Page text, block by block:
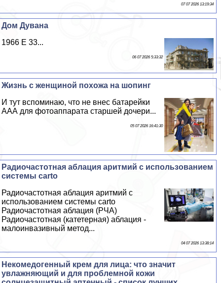
07 07 2026 13:19:34
Дом Дувана
1966 E 33...
06 07 2026 5:33:32
Жизнь с женщиной похожа на шопинг
И тут вспоминаю, что не внес батарейки
ААА для фотоаппарата старшей дочери...
05 07 2026 16:41:30
Радиочастотная аблация аритмий с использованием
системы carto
Радиочастотная аблация аритмий с
использованием системы carto
Радиочастотная аблация (РЧА)
Радиочастотная (катетерная) аблация -
малоинвазивный метод...
04 07 2026 13:38:14
Некомедогенный крем для лица: что значит
увлажняющий и для проблемной кожи